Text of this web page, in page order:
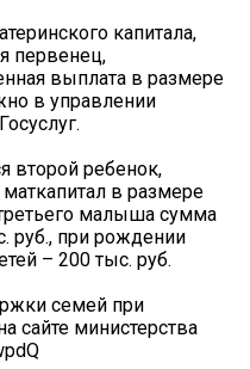
капитала,
первенец,
выплата в размере
в управлении
второй ребенок,
в размере
малыша сумма
руб., при рождении
– 200 тыс. руб.
семей при
министерства